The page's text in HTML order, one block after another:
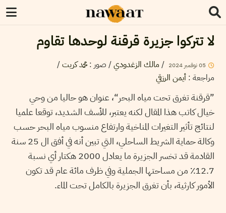
لا تتركوا جزيرة قرقنة لوحدها تقاوم
05نوفمبر 2024
/ مالك الزغدودي/ صور : محمد كريت/
مراجعة : أيمن الرزقي
”قرقنة تغرق تحت مياه البحر“، عنوان هو حاليا من وحي
خيال كاتب هذا المقال لكنه يعتبر، للأسف الشديد، توقعا علميا
لنتائج تأثير التغيرات المناخية وارتفاع منسوب مياه البحر حسب
وكالة حماية الشريط الساحلي، التي تبين أنه في أفق ال 25 سنة
القادمة قد تخسر الجزيرة ما يعادل 2000 هكتار أي نسبة
12.7٪ من مساحتها الجملية وفي ظرف مائة عام قد تكون
الأمور كارثية، بأن تغرق الجزيرة بالكامل تحت الماء.